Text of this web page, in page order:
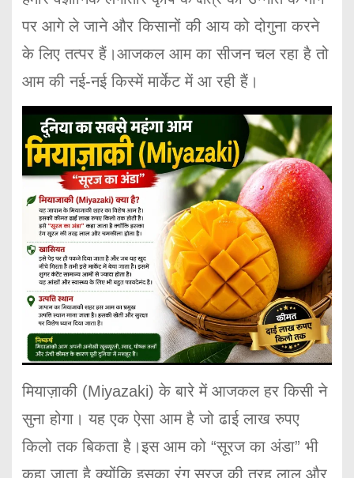
पर आगे ले जाने और किसानों की आय को दोगुना करने
के लिए तत्पर हैं।आजकल आम का सीजन चल रहा है तो
आम की नई-नई किस्में मार्केट में आ रही हैं।
मियाज़ाकी (Miyazaki) के बारे में आजकल हर किसी ने
सुना होगा। यह एक ऐसा आम है जो ढाई लाख रुपए
किलो तक बिकता है।इस आम को “सूरज का अंडा” भी
कहा जाता है क्योंकि इसका रंग सूरज की तरह लाल और